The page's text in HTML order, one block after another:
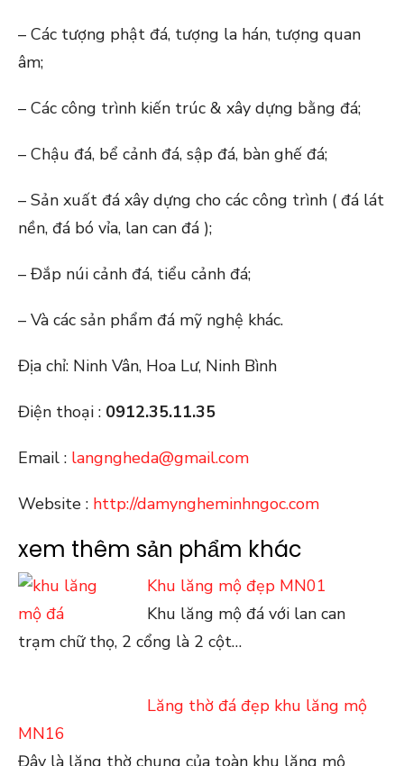
– Các tượng phật đá, tượng la hán, tượng quan
âm;
– Các công trình kiến trúc & xây dựng bằng đá;
– Chậu đá, bể cảnh đá, sập đá, bàn ghế đá;
– Sản xuất đá xây dựng cho các công trình ( đá lát
nền, đá bó vỉa, lan can đá );
– Đắp núi cảnh đá, tiểu cảnh đá;
– Và các sản phẩm đá mỹ nghệ khác.
Địa chỉ: Ninh Vân, Hoa Lư, Ninh Bình
Điện thoại : 0912.35.11.35
Email : langngheda@gmail.com
Website : http://damyngheminhngoc.com
xem thêm sản phẩm khác
Khu lăng mộ đẹp MN01
Khu lăng mộ đá với lan can
trạm chữ thọ, 2 cổng là 2 cột…
Lăng thờ đá đẹp khu lăng mộ
MN16
Đây là lăng thờ chung của toàn khu lăng mộ